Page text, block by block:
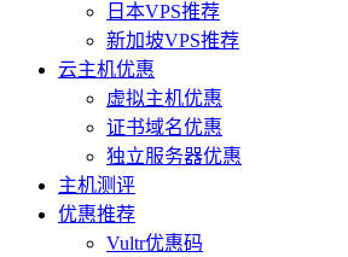
日本VPS推荐
新加坡VPS推荐
云主机优惠
虚拟主机优惠
证书域名优惠
独立服务器优惠
主机测评
优惠推荐
Vultr优惠码